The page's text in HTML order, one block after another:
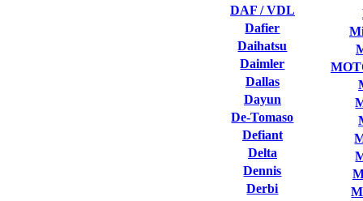
DAF / VDL
Dafier
Daihatsu
Daimler
Dallas
Dayun
De-Tomaso
Defiant
Delta
Dennis
Derbi